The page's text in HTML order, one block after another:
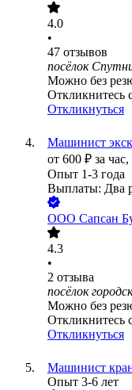
4.0
•
47 отзывов
посёлок
Можно без
Откликнитесь
Откликнуться
Машинист
от 600 ₽ за час,
Опыт 1-3 года
Выплаты: Два
ООО Сапсан
4.3
•
2 отзыва
посёлок
Можно без
Откликнитесь
Откликнуться
Машинист
Опыт 3-6 лет